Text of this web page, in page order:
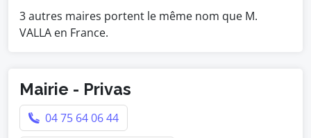
3 autres maires portent le même nom que M.
VALLA en France.
Mairie - Privas
04 75 64 06 44